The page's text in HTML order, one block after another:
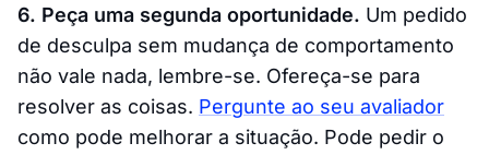
6. Peça uma segunda oportunidade. Um pedido
de desculpa sem mudança de comportamento
não vale nada, lembre-se. Ofereça-se para
resolver as coisas. Pergunte ao seu avaliador
como pode melhorar a situação. Pode pedir o